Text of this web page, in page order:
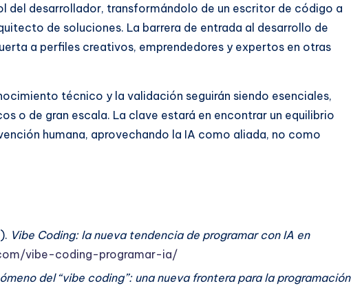
del desarrollador, transformándolo de un escritor de código a
de soluciones. La barrera de entrada al desarrollo de
a perfiles creativos, emprendedores y expertos en otras
técnico y la validación seguirán siendo esenciales,
o de gran escala. La clave estará en encontrar un equilibrio
humana, aprovechando la IA como aliada, no como
Vibe Coding: la nueva tendencia de programar con IA en
vibe-coding-programar-ia/
del “vibe coding”: una nueva frontera para la programación